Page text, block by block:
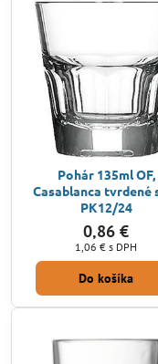
Pohár 135ml OF,
Casablanca tvrdené
PK12/24
0,86 €
1,06 € s DPH
Do košíka